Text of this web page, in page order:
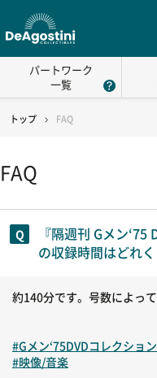
パートワーク
一覧
トップ FAQ
FAQ
『隔週刊 Gメン
の収録時間はどれく
約140分です。号数によっ
#Gメン‘75DVDコレクション
#映像/音楽